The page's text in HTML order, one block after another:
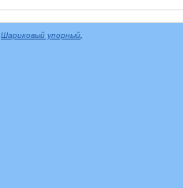
Шариковый упорный